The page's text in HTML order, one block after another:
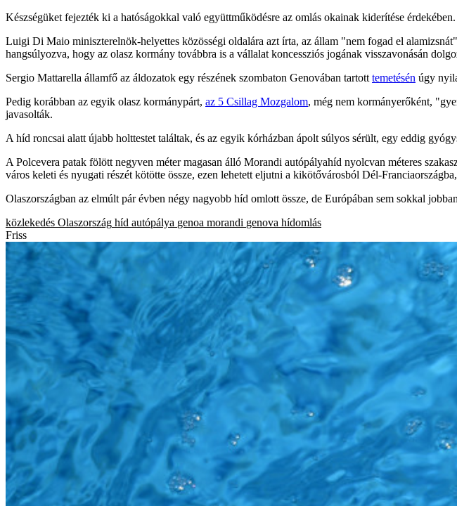
Készségüket fejezték ki a hatóságokkal való együttműködésre az omlás okainak kiderítése
Luigi Di Maio miniszterelnök-helyettes közösségi oldalára azt írta, az állam "nem fogad el
hangsúlyozva, hogy az olasz kormány továbbra is a vállalat koncessziós jogának visszavonásán
Sergio Mattarella államfő az áldozatok egy részének szombaton Genovában tartott temetésén úgy
Pedig korábban az egyik olasz kormánypárt, az 5 Csillag Mozgalom, még nem kormányerőként,
javasolták.
A híd roncsai alatt újabb holttestet találtak, és az egyik kórházban ápolt súlyos sérült, egy eddig
A Polcevera patak fölött negyven méter magasan álló Morandi autópályahíd nyolcvan méteres
város keleti és nyugati részét kötötte össze, ezen lehetett eljutni a kikötővárosból Dél-
Olaszországban az elmúlt pár évben négy nagyobb híd omlott össze, de Európában sem sokkal
közlekedés Olaszország híd autópálya genoa morandi genova hídomlás
Friss